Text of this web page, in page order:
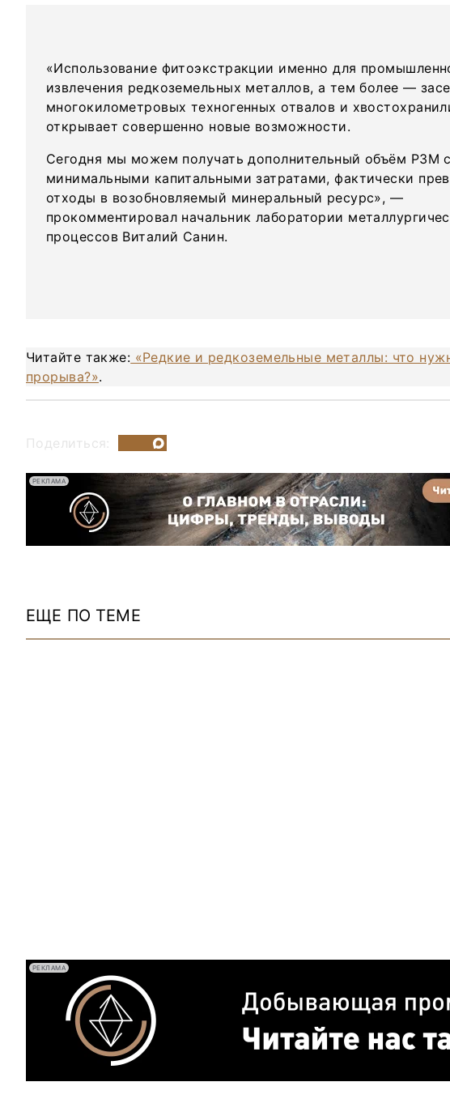
«Использование фитоэкстракции именно для
извлечения редкоземельных металлов, а тем более —
многокилометровых техногенных отвалов и
открывает совершенно новые возможности.
Сегодня мы можем получать дополнительный объём РЗМ с
минимальными капитальными затратами, фактически
отходы в возобновляемый минеральный ресурс», —
прокомментировал начальник лаборатории
процессов Виталий Санин.
Читайте также: «Редкие и редкоземельные металлы: что
прорыва?».
Поделиться:
РЕКЛАМА
ЕЩЕ ПО ТЕМЕ
РЕКЛАМА